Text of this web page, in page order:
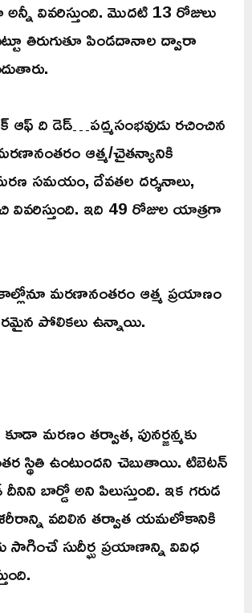
అన్నీ వివరిస్తుంది. మొదటి 13 రోజులు
తిరుగుతూ పిండదానాల ద్వారా
ఆఫ్ ది డెడ్…పద్మసంభవుడు రచించిన
ఆత్మ/చైతన్యానికి
సమయం, దేవతల దర్శనాలు,
వివరిస్తుంది. ఇది 49 రోజుల యాత్రగా
మరణానంతరం ఆత్మ ప్రయాణం
పోలికలు ఉన్నాయి.
కూడా మరణం తర్వాత, పునర్జన్మకు
స్థితి ఉంటుందని చెబుతాయి. టిబెటన్
బార్డో అని పిలుస్తుంది. ఇక గరుడ
వదిలిన తర్వాత యమలోకానికి
సాగించే సుదీర్ఘ ప్రయాణాన్ని వివిధ